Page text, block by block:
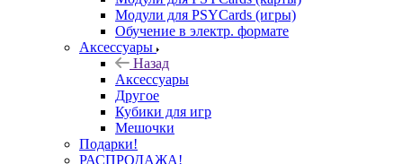
Модули для PSYCards (игры)
Обучение в электр. формате
Аксессуары
Назад
Аксессуары
Другое
Кубики для игр
Мешочки
Подарки!
РАСПРОДАЖА!